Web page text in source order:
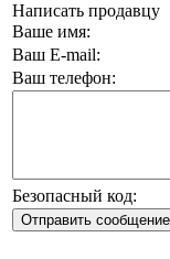
Написать продавцу
Ваше имя:
Ваш E-mail:
Ваш телефон:
Безопасный код: